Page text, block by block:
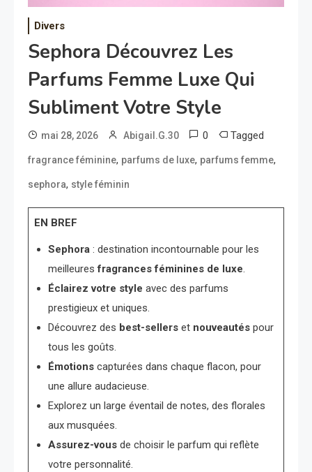
Divers
Sephora Découvrez Les
Parfums Femme Luxe Qui
Subliment Votre Style
mai 28, 2026 Abigail.G.30 0 Tagged
fragrance féminine, parfums de luxe, parfums femme,
sephora, style féminin
EN BREF
Sephora: destination incontournable pour les
meilleuresfragrances féminines de luxe
Éclairez votre style avec des parfums
prestigieux et uniques.
Découvrez des best-sellerset nouveautéspour
tous les goûts.
Émotionscapturées dans chaque flacon, pour
une allure audacieuse.
Explorez un large éventail de notes, des florales
aux musquées.
Assurez-vousde choisir le parfum qui reflète
votre personnalité.